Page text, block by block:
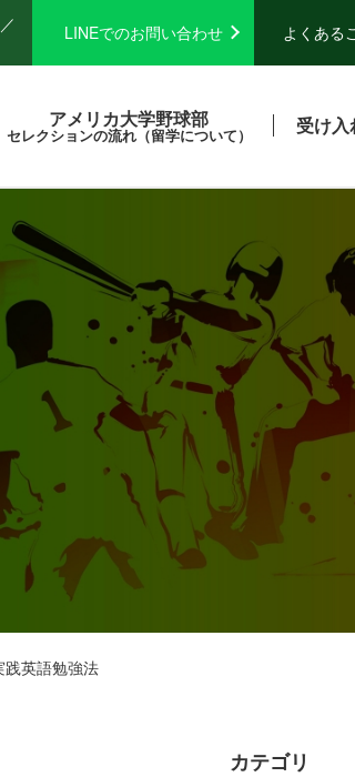
LINEでのお問い合わせ よくある
アメリカ大学野球部
セレクションの流れ（留学について） 受け
践英語勉強法
カテゴリ